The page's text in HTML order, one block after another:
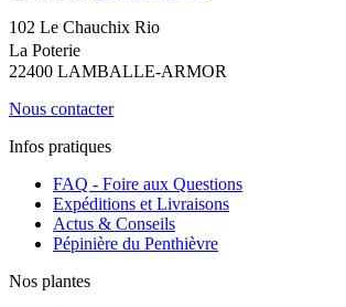
102 Le Chauchix Rio
La Poterie
22400 LAMBALLE-ARMOR
Nous contacter
Infos pratiques
FAQ - Foire aux Questions
Expéditions et Livraisons
Actus & Conseils
Pépinière du Penthièvre
Nos plantes